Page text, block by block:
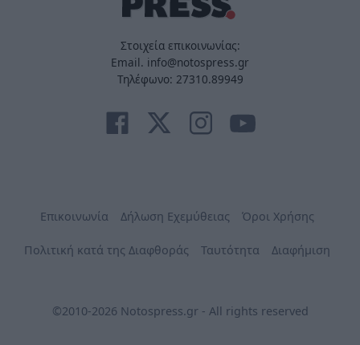
Στοιχεία επικοινωνίας:
Email. info@notospress.gr
Τηλέφωνο: 27310.89949
Επικοινωνία Δήλωση Εχεμύθειας Όροι Χρήσης
Πολιτική κατά της Διαφθοράς Ταυτότητα Διαφήμιση
©2010-2026 Notospress.gr - All rights reserved